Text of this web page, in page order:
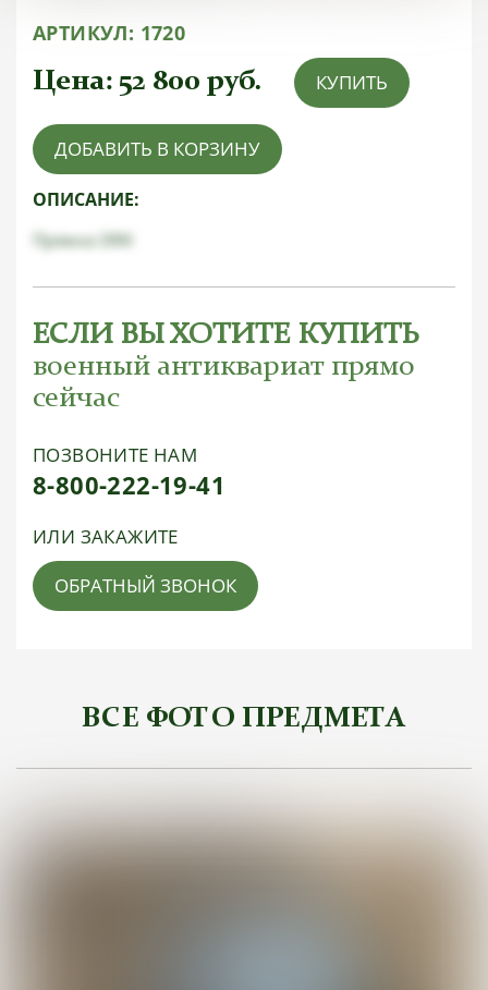
АРТИКУЛ: 1720
Цена: 52 800 руб. КУПИТЬ
ДОБАВИТЬ В КОРЗИНУ
ОПИСАНИЕ:
Пряжка DRK
ЕСЛИ ВЫ ХОТИТЕ КУПИТЬ
военный антиквариат прямо
сейчас
ПОЗВОНИТЕ НАМ
8-800-222-19-41
ИЛИ ЗАКАЖИТЕ
ОБРАТНЫЙ ЗВОНОК
ВСЕ ФОТО ПРЕДМЕТА